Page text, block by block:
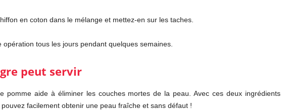
en coton dans le mélange et mettez-en sur les taches.
opération tous les jours pendant quelques semaines.
peut servir
pomme aide à éliminer les couches mortes de la peau. Avec ces deux ingrédients
facilement obtenir une peau fraîche et sans défaut !